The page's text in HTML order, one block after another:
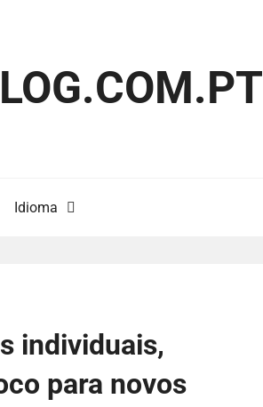
Idioma
individuais,
para novos